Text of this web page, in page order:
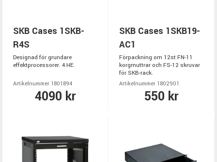
SKB Cases 1SKB-
R4S
Designad för grundare
effektprocessorer. 4 HE.
Artikelnummer 1801894
4090 kr
SKB Cases 1SKB19-
AC1
Förpackning om 12st FN-11
korgmuttrar och FS-12 skruvar
för SKB-rack.
Artikelnummer 1802901
550 kr